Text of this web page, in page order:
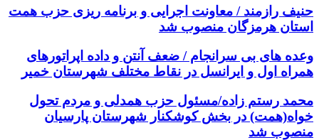
حنیف رازمند / معاونت اجرایی و برنامه ریزی حزب همت
استان هرمزگان منصوب شد
وعده های بی سرانجام / ضعف آنتن و داده اپراتورهای
همراه اول و ایرانسل در نقاط مختلف شهرستان خمیر
محمد رستم زاده/مسئول حزب همدلی و مردم تحول
خواه(همت) در بخش کوشکنار شهرستان پارسیان
منصوب شد